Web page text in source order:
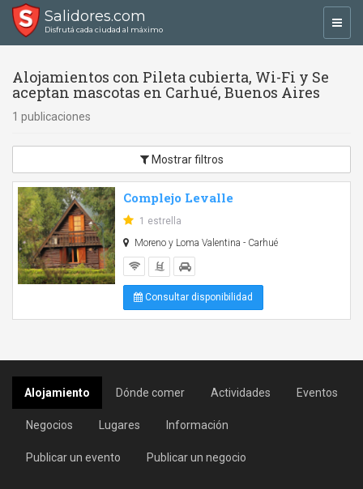
Salidores.com
Disfrutá cada ciudad al máximo
Alojamientos con Pileta cubierta, Wi-Fi y Se
aceptan mascotas en Carhué, Buenos Aires
1 publicaciones
Mostrar filtros
Complejo Levalle
1 estrella
Moreno y Loma Valentina - Carhué
Consultar disponibilidad
Alojamiento Dónde comer Actividades Eventos
Negocios Lugares Información
Publicar un evento Publicar un negocio